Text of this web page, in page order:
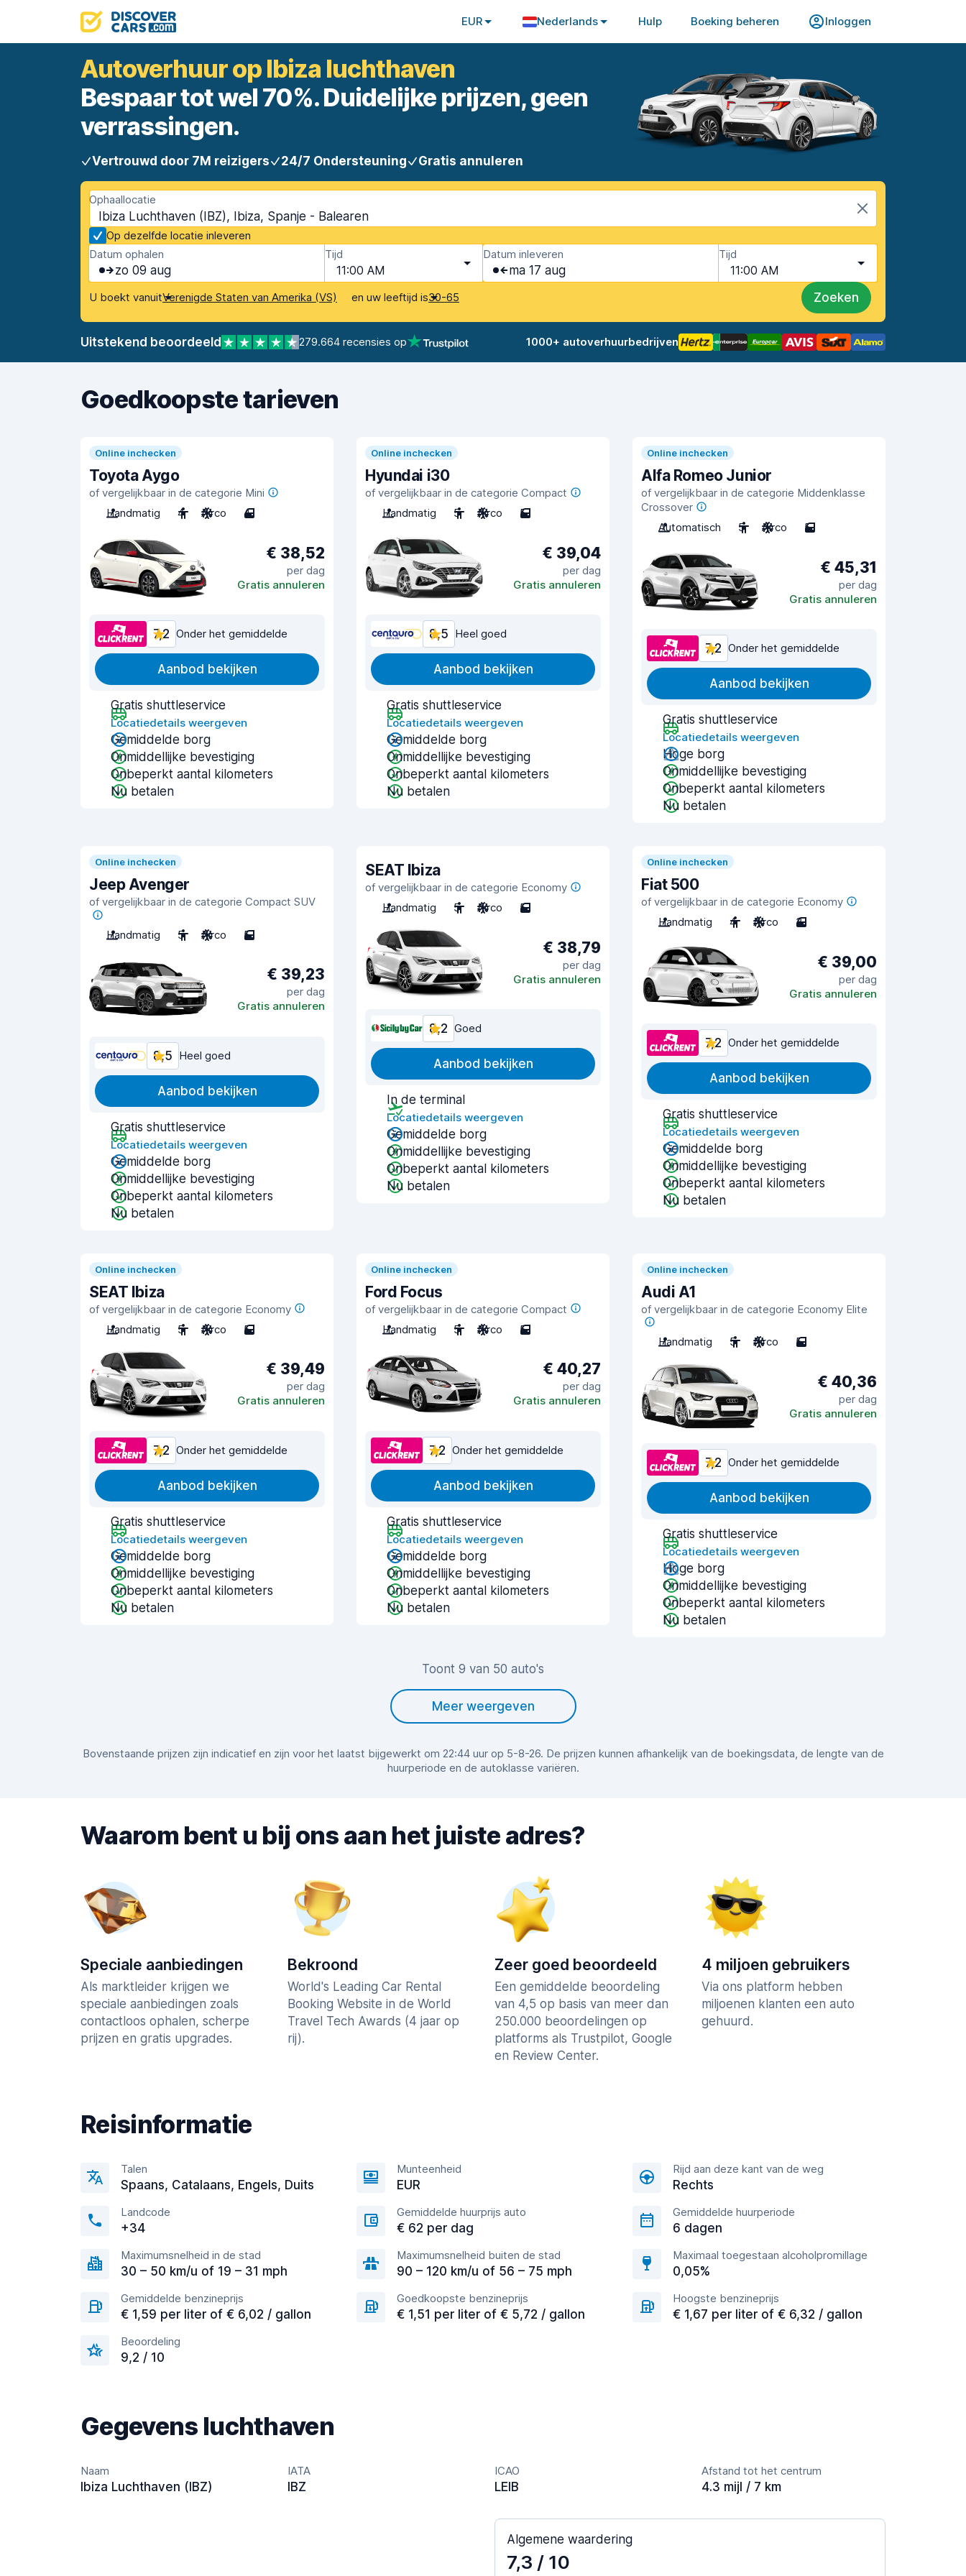
EUR Nederlands Hulp Boeking beheren Inloggen
Autoverhuur op Ibiza luchthaven
Bespaar tot wel 70%. Duidelijke prijzen, geen
verrassingen.
Vertrouwd door 7M reizigers 24/7 Ondersteuning Gratis annuleren
Ophaallocatie
Ibiza Luchthaven (IBZ), Ibiza, Spanje - Balearen
Op dezelfde locatie inleveren
Datum ophalen
zo 09 aug
Tijd
11:00 AM
Datum inleveren
ma 17 aug
Tijd
11:00 AM
U boekt vanuitVerenigde Staten van Amerika (VS) en uw leeftijd is30-65 Zoeken
Uitstekend beoordeeld 279.664 recensies op 1000+ autoverhuurbedrijven
Goedkoopste tarieven
Online inchecken
Toyota Aygo
of vergelijkbaar in de categorie Mini
Handmatig
4 Airco 4
€ 38,52
per dag
Gratis annuleren
7,2 Onder het gemiddelde
Aanbod bekijken
Gratis shuttleservice
Locatiedetails weergeven
Gemiddelde borg
Onmiddellijke bevestiging
Onbeperkt aantal kilometers
Nu betalen
Online inchecken
Hyundai i30
of vergelijkbaar in de categorie Compact
Handmatig
5 Airco 5
€ 39,04
per dag
Gratis annuleren
8,5 Heel goed
Aanbod bekijken
Gratis shuttleservice
Locatiedetails weergeven
Gemiddelde borg
Onmiddellijke bevestiging
Onbeperkt aantal kilometers
Nu betalen
Online inchecken
Alfa Romeo Junior
of vergelijkbaar in de categorie Middenklasse
Crossover
Automatisch
5 Airco 5
€ 45,31
per dag
Gratis annuleren
7,2 Onder het gemiddelde
Aanbod bekijken
Gratis shuttleservice
Locatiedetails weergeven
Hoge borg
Onmiddellijke bevestiging
Onbeperkt aantal kilometers
Nu betalen
Online inchecken
Jeep Avenger
of vergelijkbaar in de categorie Compact SUV
Handmatig 5 Airco 5
€ 39,23
per dag
Gratis annuleren
8,5 Heel goed
Aanbod bekijken
Gratis shuttleservice
Locatiedetails weergeven
Gemiddelde borg
Onmiddellijke bevestiging
Onbeperkt aantal kilometers
Nu betalen
SEAT Ibiza
of vergelijkbaar in de categorie Economy
Handmatig
5 Airco 5
€ 38,79
per dag
Gratis annuleren
8,2 Goed
Aanbod bekijken
In de terminal
Locatiedetails weergeven
Gemiddelde borg
Onmiddellijke bevestiging
Onbeperkt aantal kilometers
Nu betalen
Online inchecken
Fiat 500
of vergelijkbaar in de categorie Economy
Handmatig
4 Airco 3
€ 39,00
per dag
Gratis annuleren
7,2 Onder het gemiddelde
Aanbod bekijken
Gratis shuttleservice
Locatiedetails weergeven
Gemiddelde borg
Onmiddellijke bevestiging
Onbeperkt aantal kilometers
Nu betalen
Online inchecken
SEAT Ibiza
of vergelijkbaar in de categorie Economy
Handmatig
5 Airco 5
€ 39,49
per dag
Gratis annuleren
7,2 Onder het gemiddelde
Aanbod bekijken
Gratis shuttleservice
Locatiedetails weergeven
Gemiddelde borg
Onmiddellijke bevestiging
Onbeperkt aantal kilometers
Nu betalen
Online inchecken
Ford Focus
of vergelijkbaar in de categorie Compact
Handmatig
5 Airco 5
€ 40,27
per dag
Gratis annuleren
7,2 Onder het gemiddelde
Aanbod bekijken
Gratis shuttleservice
Locatiedetails weergeven
Gemiddelde borg
Onmiddellijke bevestiging
Onbeperkt aantal kilometers
Nu betalen
Online inchecken
Audi A1
of vergelijkbaar in de categorie Economy Elite
Handmatig 5 Airco 5
€ 40,36
per dag
Gratis annuleren
7,2 Onder het gemiddelde
Aanbod bekijken
Gratis shuttleservice
Locatiedetails weergeven
Hoge borg
Onmiddellijke bevestiging
Onbeperkt aantal kilometers
Nu betalen
Toont 9 van 50 auto's
Meer weergeven
Bovenstaande prijzen zijn indicatief en zijn voor het laatst bijgewerkt om 22:44 uur op 5-8-26. De prijzen kunnen afhankelijk van de boekingsdata, de lengte van de
huurperiode en de autoklasse variëren.
Waarom bent u bij ons aan het juiste adres?
Speciale aanbiedingen
Als marktleider krijgen we
speciale aanbiedingen zoals
contactloos ophalen, scherpe
prijzen en gratis upgrades.
Bekroond
World's Leading Car Rental
Booking Website in de World
Travel Tech Awards (4 jaar op
rij).
Zeer goed beoordeeld
Een gemiddelde beoordeling
van 4,5 op basis van meer dan
250.000 beoordelingen op
platforms als Trustpilot, Google
en Review Center.
4 miljoen gebruikers
Via ons platform hebben
miljoenen klanten een auto
gehuurd.
Reisinformatie
Talen
Spaans, Catalaans, Engels, Duits
Munteenheid
EUR
Rijd aan deze kant van de weg
Rechts
Landcode
+34
Gemiddelde huurprijs auto
€ 62 per dag
Gemiddelde huurperiode
6 dagen
Maximumsnelheid in de stad
30 – 50 km/u of 19 – 31 mph
Maximumsnelheid buiten de stad
90 – 120 km/u of 56 – 75 mph
Maximaal toegestaan alcoholpromillage
0,05%
Gemiddelde benzineprijs
€ 1,59 per liter of € 6,02 / gallon
Goedkoopste benzineprijs
€ 1,51 per liter of € 5,72 / gallon
Hoogste benzineprijs
€ 1,67 per liter of € 6,32 / gallon
Beoordeling
9,2 / 10
Gegevens luchthaven
Naam
Ibiza Luchthaven (IBZ)
IATA
IBZ
ICAO
LEIB
Afstand tot het centrum
4.3 mijl / 7 km
Algemene waardering
7,3 / 10